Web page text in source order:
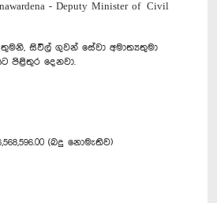
- Deputy Minister of Civil
සිවිල් ගුවන් සේවා අමාත්‍යතුමා
පිළිතුර දෙනවා.
(බදු නොමැතිව)